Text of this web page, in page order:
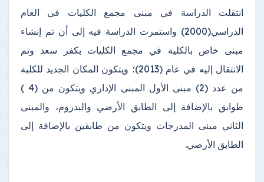
انتقلت الدراسة في مبنى مجمع الكليات في العام
الدراسي(2000) واستمرت الدراسة فيه إلى أن تم إنشاء
مبنى خاص بالكلية في مجمع الكليات بكفر سعد وتم
الانتقال إليه في عام (2013)؛ ويتكون المكان الجديد للكلية
من عدد (2) مبنى الأول المبنى الإداري ويتكون من (4 )
طوابق بالإضافة إلى الطابق الأرضي والبدروم، والمبنى
الثاني مبنى المدرجات ويتكون من طابقين بالإضافة إلى
الطابق الأرضي.